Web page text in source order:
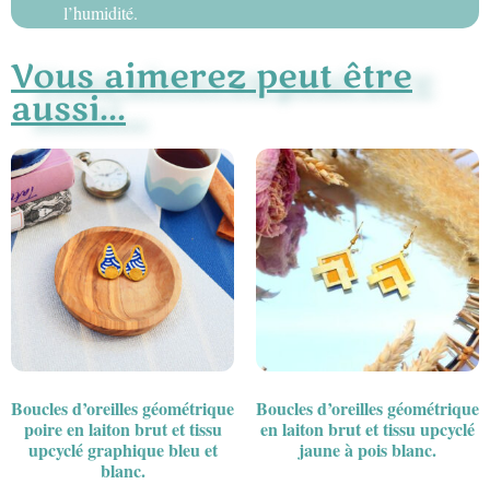
l’humidité.
Vous aimerez peut être
aussi...
Boucles d’oreilles géométrique
poire en laiton brut et tissu
upcyclé graphique bleu et
blanc.
Boucles d’oreilles géométrique
en laiton brut et tissu upcyclé
jaune à pois blanc.